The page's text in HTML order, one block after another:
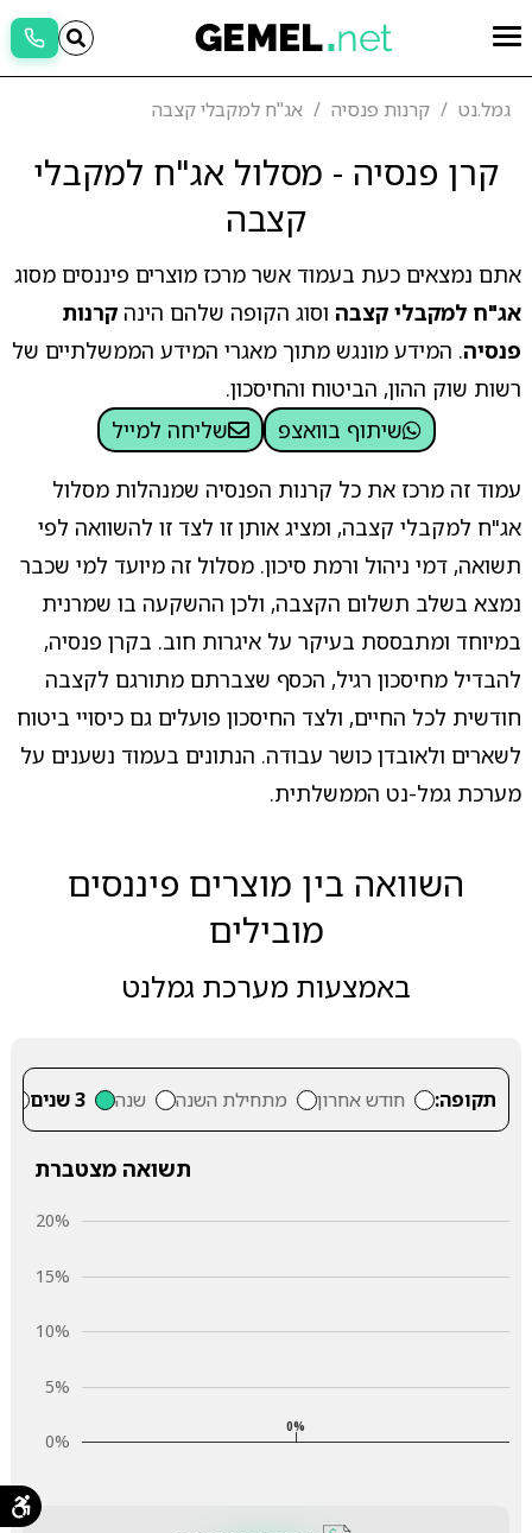
גמל.נט קרנות פנסיה אג"ח למקבלי קצבה
קרן פנסיה - מסלול אג"ח למקבלי
קצבה
אתם נמצאים כעת בעמוד אשר מרכז מוצרים פיננסים מסוג
אג"ח למקבלי קצבהוסוג הקופה שלהם הינה קרנות
פנסיה. המידע מונגש מתוך מאגרי המידע הממשלתיים של
רשות שוק ההון, הביטוח והחיסכון.
שיתוף בוואצפ
שליחה למייל
עמוד זה מרכז את כל קרנות הפנסיה שמנהלות מסלול
אג"ח למקבלי קצבה, ומציג אותן זו לצד זו להשוואה לפי
תשואה, דמי ניהול ורמת סיכון. מסלול זה מיועד למי שכבר
נמצא בשלב תשלום הקצבה, ולכן ההשקעה בו שמרנית
במיוחד ומתבססת בעיקר על איגרות חוב. בקרן פנסיה,
להבדיל מחיסכון רגיל, הכסף שצברתם מתורגם לקצבה
חודשית לכל החיים, ולצד החיסכון פועלים גם כיסויי ביטוח
לשארים ולאובדן כושר עבודה. הנתונים בעמוד נשענים על
מערכת גמל-נט הממשלתית.
השוואה בין מוצרים פיננסים
מובילים
באמצעות מערכת גמלנט
תקופה: חודש אחרון מתחילת השנה שנה 3 שנים
תשואה מצטברת
0%
5%
10%
15%
20%
0%